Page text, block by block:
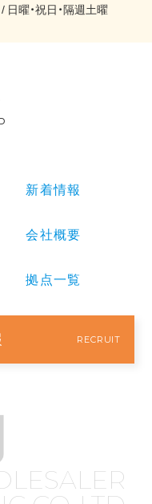
日曜・祝日・隔週土曜
新着情報
会社概要
拠点一覧
RECRUIT